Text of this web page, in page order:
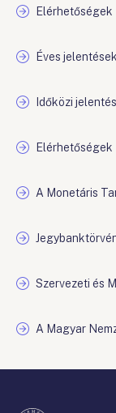
Elérhetőségek
Éves jelentések
Időközi
Elérhetőségek
A Monetáris
Szervezeti és
A Magyar